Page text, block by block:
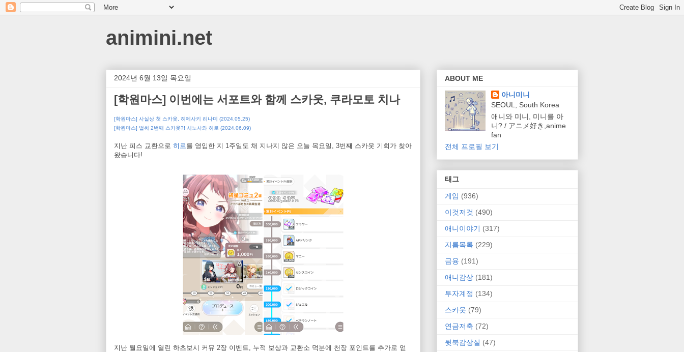
animini.net
2024년 6월 13일 목요일
[학원마스] 이번에는 서포트와 함께 스카웃, 쿠라모토 치나
[학원마스] 사실상 첫 스카웃, 히메사키 리나미 (2024.05.25)
[학원마스] 벌써 2번째 스카웃?! 시노사와 히로 (2024.06.09)
지난 피스 교환으로 히로를 영입한 지 1주일도 채 지나지 않은 오늘 목요일, 3번째 스카웃 기회가 찾아
왔습니다!
지난 월요일에 열린 하츠보시 커뮤 2장 이벤트, 누적 보상과 교환소 덕분에 천장 포인트를 추가로 얻
ABOUT ME
아니미니
SEOUL, South Korea
애니와 미니, 미니를 아
니? / アニメ好き,anime
fan
전체 프로필 보기
태그
게임 (936)
이것저것 (490)
애니이야기 (317)
지름목록 (229)
금융 (191)
애니감상 (181)
투자계정 (134)
스카웃 (79)
연금저축 (72)
뒷북감상실 (47)